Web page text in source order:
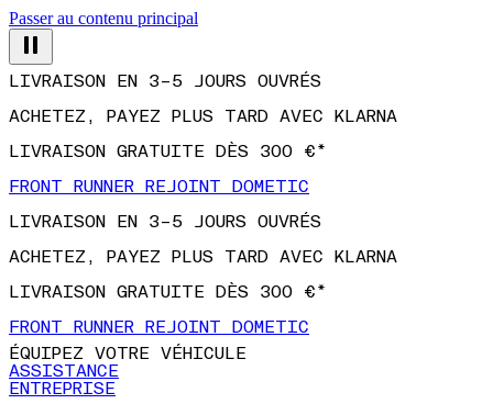
Passer au contenu principal
LIVRAISON EN 3–5 JOURS OUVRÉS
ACHETEZ, PAYEZ PLUS TARD AVEC KLARNA
LIVRAISON GRATUITE DÈS 300 €*
FRONT RUNNER REJOINT DOMETIC
LIVRAISON EN 3–5 JOURS OUVRÉS
ACHETEZ, PAYEZ PLUS TARD AVEC KLARNA
LIVRAISON GRATUITE DÈS 300 €*
FRONT RUNNER REJOINT DOMETIC
ÉQUIPEZ VOTRE VÉHICULE
ASSISTANCE
ENTREPRISE